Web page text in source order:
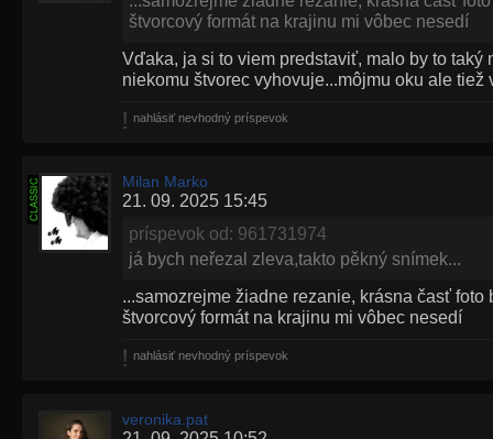
štvorcový formát na krajinu mi vôbec nesedí
Vďaka, ja si to viem predstaviť, malo by to taký
niekomu štvorec vyhovuje...môjmu oku ale
nahlásiť nevhodný príspevok
Milan Marko
21. 09. 2025 15:45
príspevok od: 961731974
já bych neřezal zleva,takto pěkný snímek...
...samozrejme žiadne rezanie, krásna časť foto
štvorcový formát na krajinu mi vôbec nesedí
nahlásiť nevhodný príspevok
veronika.pat